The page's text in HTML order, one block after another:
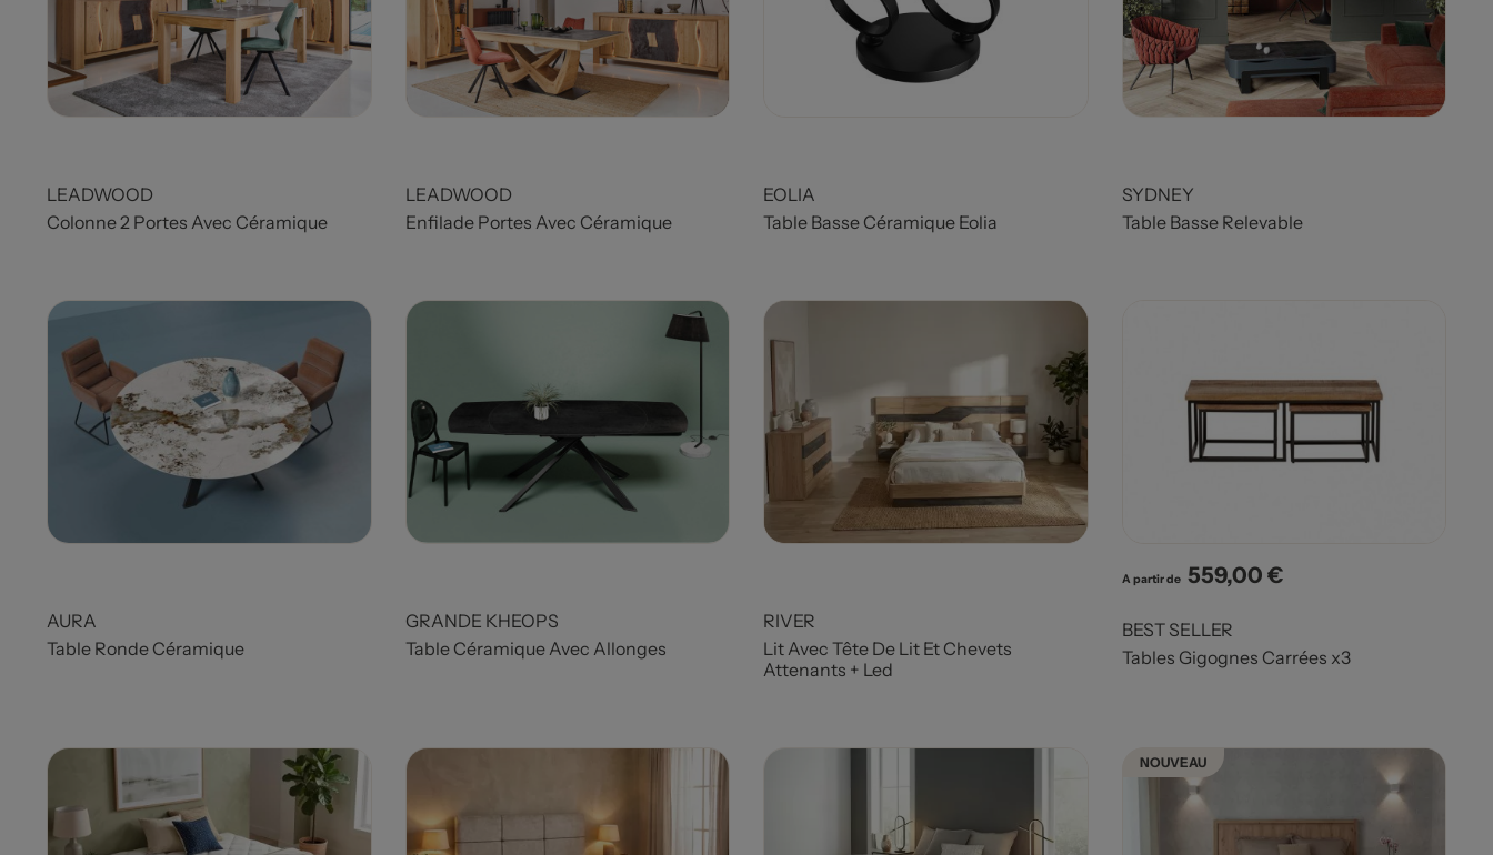
LEADWOOD
Colonne 2 Portes Avec Céramique
LEADWOOD
Enfilade Portes Avec Céramique
EOLIA
Table Basse Céramique Eolia
SYDNEY
Table Basse Relevable
AURA
Table Ronde Céramique
GRANDE KHEOPS
Table Céramique Avec Allonges
RIVER
Lit Avec Tête De Lit Et Chevets
Attenants + Led
A partir de Prix
559,00 €
BEST SELLER
Tables Gigognes Carrées x3
NOUVEAU